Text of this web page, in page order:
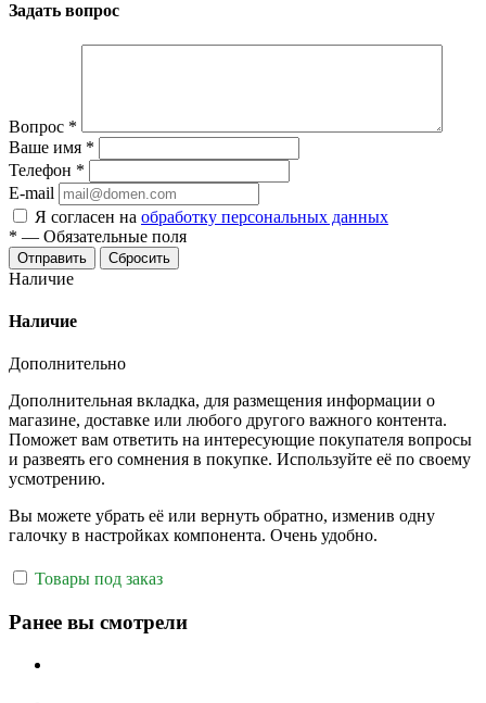
Задать вопрос
Вопрос *
Ваше имя *
Телефон *
E-mail
Я согласен на обработку персональных данных
* — Обязательные поля
Отправить Сбросить
Наличие
Наличие
Дополнительно
Дополнительная вкладка, для размещения информации о
магазине, доставке или любого другого важного контента.
Поможет вам ответить на интересующие покупателя вопросы
и развеять его сомнения в покупке. Используйте её по своему
усмотрению.
Вы можете убрать её или вернуть обратно, изменив одну
галочку в настройках компонента. Очень удобно.
Товары под заказ
Ранее вы смотрели